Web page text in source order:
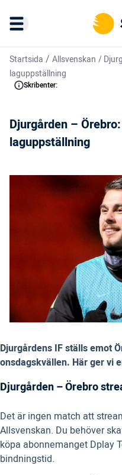
Startsida / Allsvenskan /
laguppställning
Skribenter:
Djurgården –
laguppställning
Djurgårdens IF ställs emot
onsdagskvällen. Här ger vi
Djurgården – Örebro
Det är ingen match att
Allsvenskan. Du behöver
köpa abonnemanget Dplay
bindningstid.